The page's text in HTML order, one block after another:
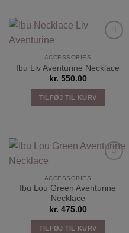
ønskeliste
ACCESSORIES
Ibu Liv Aventurine Necklace
kr. 550.00
TILFØJ TIL KURV
ønskeliste
ACCESSORIES
Ibu Lou Green Aventurine
Necklace
kr. 475.00
TILFØJ TIL KURV